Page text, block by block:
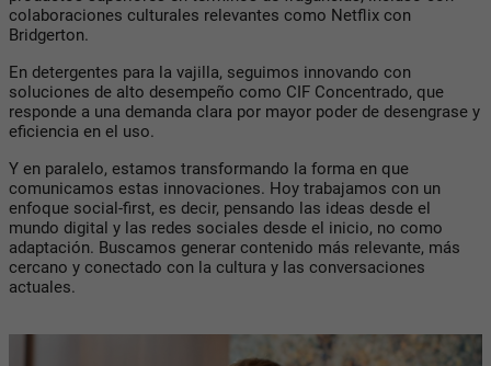
colaboraciones culturales relevantes como Netflix con
Bridgerton.
En detergentes para la vajilla, seguimos innovando con
soluciones de alto desempeño como CIF Concentrado, que
responde a una demanda clara por mayor poder de desengrase y
eficiencia en el uso.
Y en paralelo, estamos transformando la forma en que
comunicamos estas innovaciones. Hoy trabajamos con un
enfoque social-first, es decir, pensando las ideas desde el
mundo digital y las redes sociales desde el inicio, no como
adaptación. Buscamos generar contenido más relevante, más
cercano y conectado con la cultura y las conversaciones
actuales.